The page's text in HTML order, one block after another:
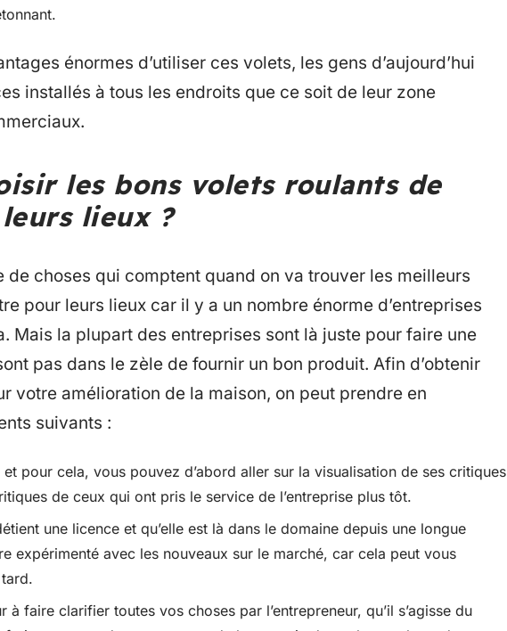
énormes d’utiliser ces volets, les gens d’aujourd’hui
installés à tous les endroits que ce soit de leur zone
les bons volets roulants de
lieux ?
de choses qui comptent quand on va trouver les meilleurs
pour leurs lieux car il y a un nombre énorme d’entreprises
Mais la plupart des entreprises sont là juste pour faire une
pas dans le zèle de fournir un bon produit. Afin d’obtenir
votre amélioration de la maison, on peut prendre en
suivants :
pour cela, vous pouvez d’abord aller sur la visualisation de ses critiques
de ceux qui ont pris le service de l’entreprise plus tôt.
une licence et qu’elle est là dans le domaine depuis une longue
expérimenté avec les nouveaux sur le marché, car cela peut vous
à faire clarifier toutes vos choses par l’entrepreneur, qu’il s’agisse du